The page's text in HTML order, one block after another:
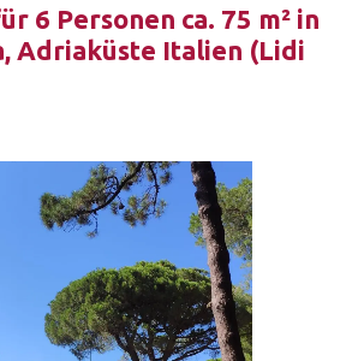
6 Personen ca. 75 m² in
Adriaküste Italien (Lidi